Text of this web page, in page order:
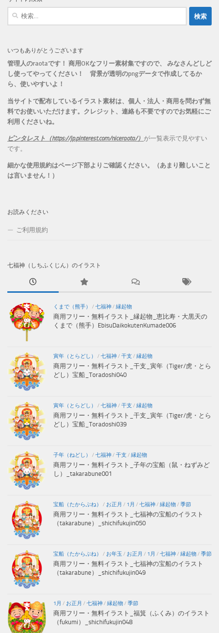
ー
検
いつもありがとうございます
管理人のraotaです！ 商用OKなフリー素材集ですので、 みなさんどしど
し使ってやってください！ 背景が透明のpngデータで作成してるか
ら、 使いやすいよ！
当サイトで配布しているイラスト素材は、個人・法人・商用を問わず無
料でお使いいただけます。 クレジット、連絡も不要ですのでお気軽にご
利用くださいね。
ピンタレスト（https://jp.pinterest.com/niceraota/） が一覧表示で見やすい
です。
細かな使用規約はページ下部よりご確認ください。（あまり難しいこと
は言いません！）
お読みください
ご利用規約
七福神（しちふくじん）のイラスト
くまで（熊手） / 七福神/ 縁起物
商用フリー・無料イラスト_縁起物_恵比寿・大黒天の
くまで（熊手）EbisuDaikokutenKumade006
寅年（とらどし） / 七福神/ 干支 / 縁起物
商用フリー・無料イラスト_干支_寅年（Tiger/虎・とら
どし）宝船_Toradoshi040
寅年（とらどし） / 七福神/ 干支 / 縁起物
商用フリー・無料イラスト_干支_寅年（Tiger/虎・とら
どし）宝船_Toradoshi039
子年（ねどし） / 七福神/ 干支 / 縁起物
商用フリー・無料イラスト_子年の宝船（鼠・ねずみど
し）_takarabune001
宝船（たからぶね） / お正月 / 1月 / 七福神/ 縁起物/ 季節
商用フリー・無料イラスト_七福神の宝船のイラスト
（takarabune）_shichifukujin050
宝船（たからぶね） / お年玉 / お正月 / 1月 / 七福神/ 縁起物/ 季節
商用フリー・無料イラスト_七福神の宝船のイラスト
（takarabune）_shichifukujin049
1月 / お正月 / 七福神/ 縁起物/ 季節
商用フリー・無料イラスト_福箕（ふくみ）のイラスト
（fukumi）_shichifukujin048